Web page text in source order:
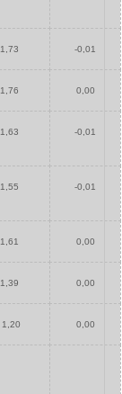
1,73 -0,01
1,76 0,00
1,63 -0,01
1,55 -0,01
1,61 0,00
1,39 0,00
1,20 0,00